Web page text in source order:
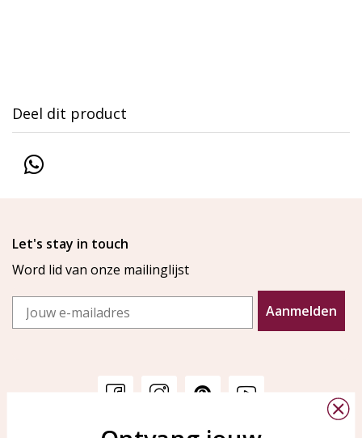
Deel dit product
Let's stay in touch
Word lid van onze mailinglijst
Email
Aanmelden